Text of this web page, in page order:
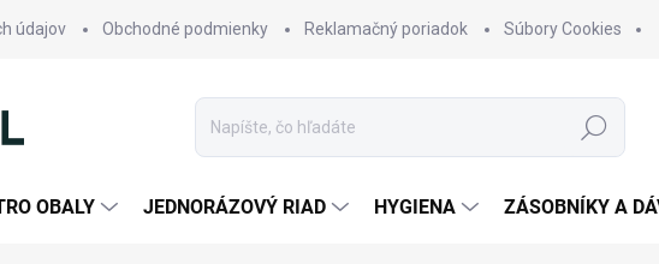
údajov Obchodné podmienky Reklamačný poriadok Súbory Cookies
Hľadať
OBALY JEDNORÁZOVÝ RIAD HYGIENA ZÁSOBNÍKY A